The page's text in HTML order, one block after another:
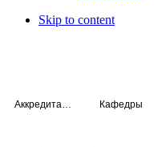
Skip to content
Кафедры